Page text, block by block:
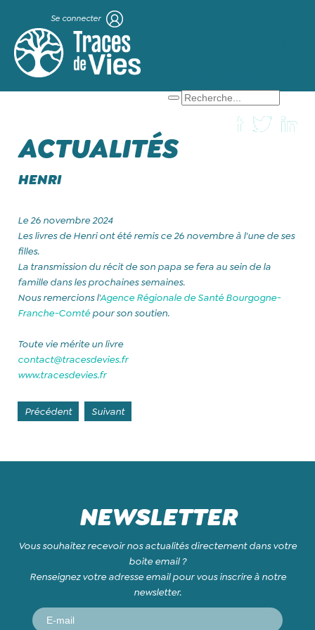
Se connecter
ACTUALITÉS
HENRI
Le 26 novembre 2024
Les livres de Henri ont été remis ce 26 novembre à l'une de ses
filles.
La transmission du récit de son papa se fera au sein de la
famille dans les prochaines semaines.
Nous remercions l'Agence Régionale de Santé Bourgogne-
Franche-Comtépour son soutien.
Toute vie mérite un livre
contact@tracesdevies.fr
www.tracesdevies.fr
Précédent Suivant
NEWSLETTER
Vous souhaitez recevoir nos actualités directement dans votre
boite email ?
Renseignez votre adresse email pour vous inscrire à notre
newsletter.